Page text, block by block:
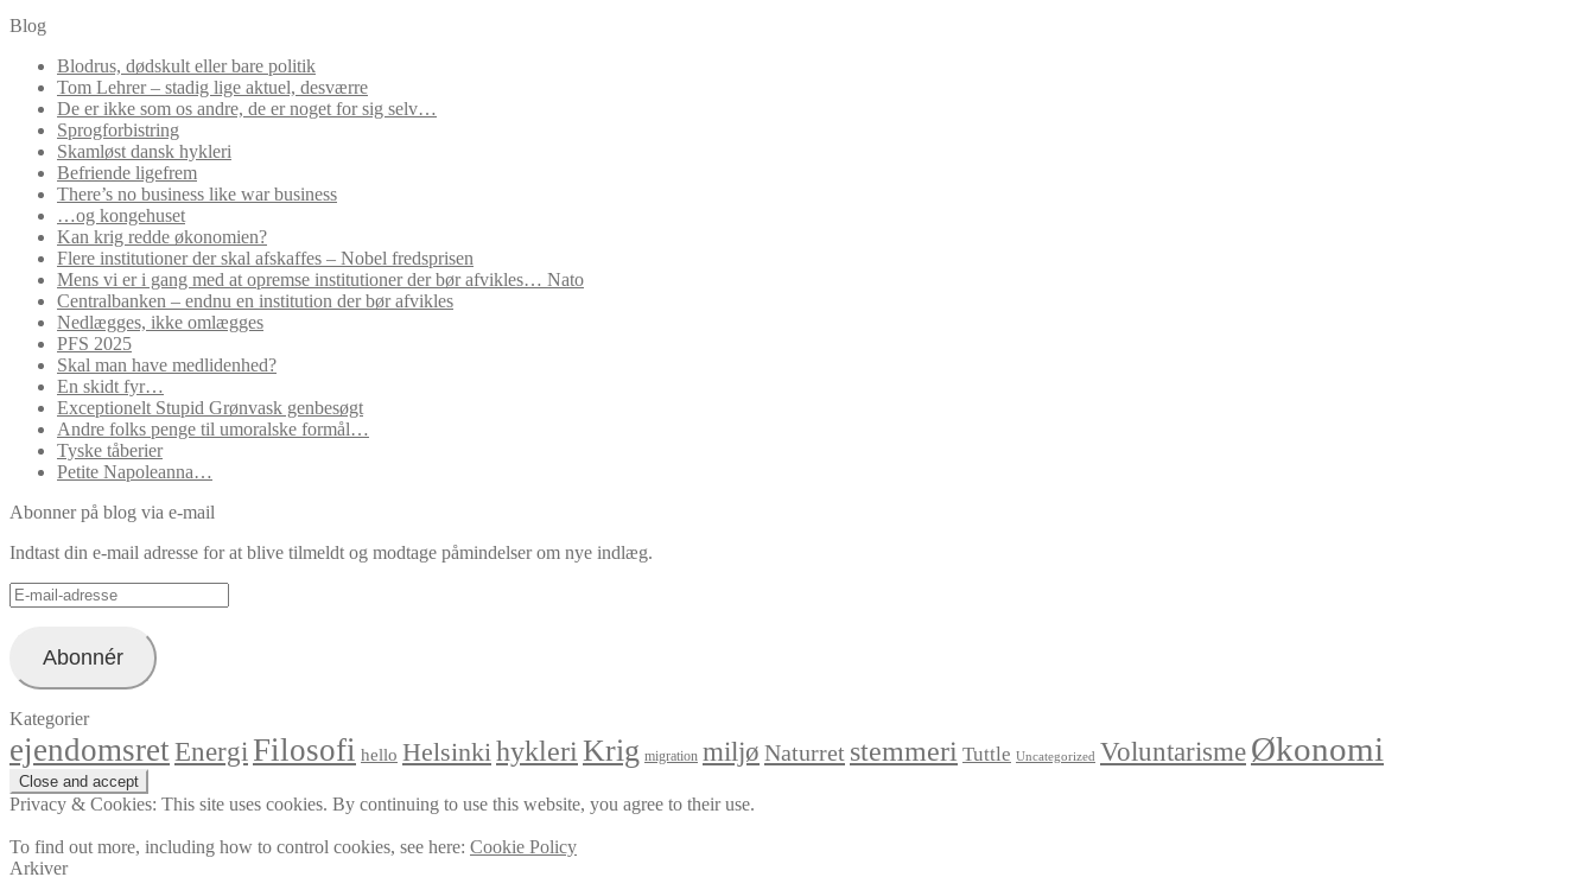
Blog
Blodrus, dødskult eller bare politik
Tom Lehrer – stadig lige aktuel, desværre
De er ikke som os andre, de er noget for sig selv…
Sprogforbistring
Skamløst dansk hykleri
Befriende ligefrem
There’s no business like war business
…og kongehuset
Kan krig redde økonomien?
Flere institutioner der skal afskaffes – Nobel fredsprisen
Mens vi er i gang med at opremse institutioner der bør afvikles… Nato
Centralbanken – endnu en institution der bør afvikles
Nedlægges, ikke omlægges
PFS 2025
Skal man have medlidenhed?
En skidt fyr…
Exceptionelt Stupid Grønvask genbesøgt
Andre folks penge til umoralske formål…
Tyske tåberier
Petite Napoleanna…
Abonner på blog via e-mail
Indtast din e-mail adresse for at blive tilmeldt og modtage påmindelser om nye indlæg.
E-
mail-
Abonnér
Kategorier
ejendomsretEnergi Filosofi hello Helsinki hykleri Krig migration miljø Naturret stemmeri Tuttle Uncategorized VoluntarismeØkonomi
Privacy & Cookies: This site uses cookies. By continuing to use this website, you agree to their use.
To find out more, including how to control cookies, see here: Cookie Policy
Arkiver